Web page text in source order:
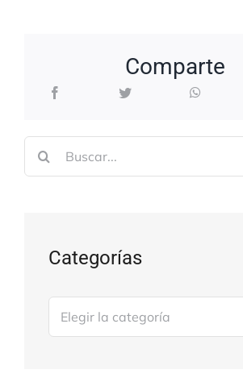
Comparte
Categorías